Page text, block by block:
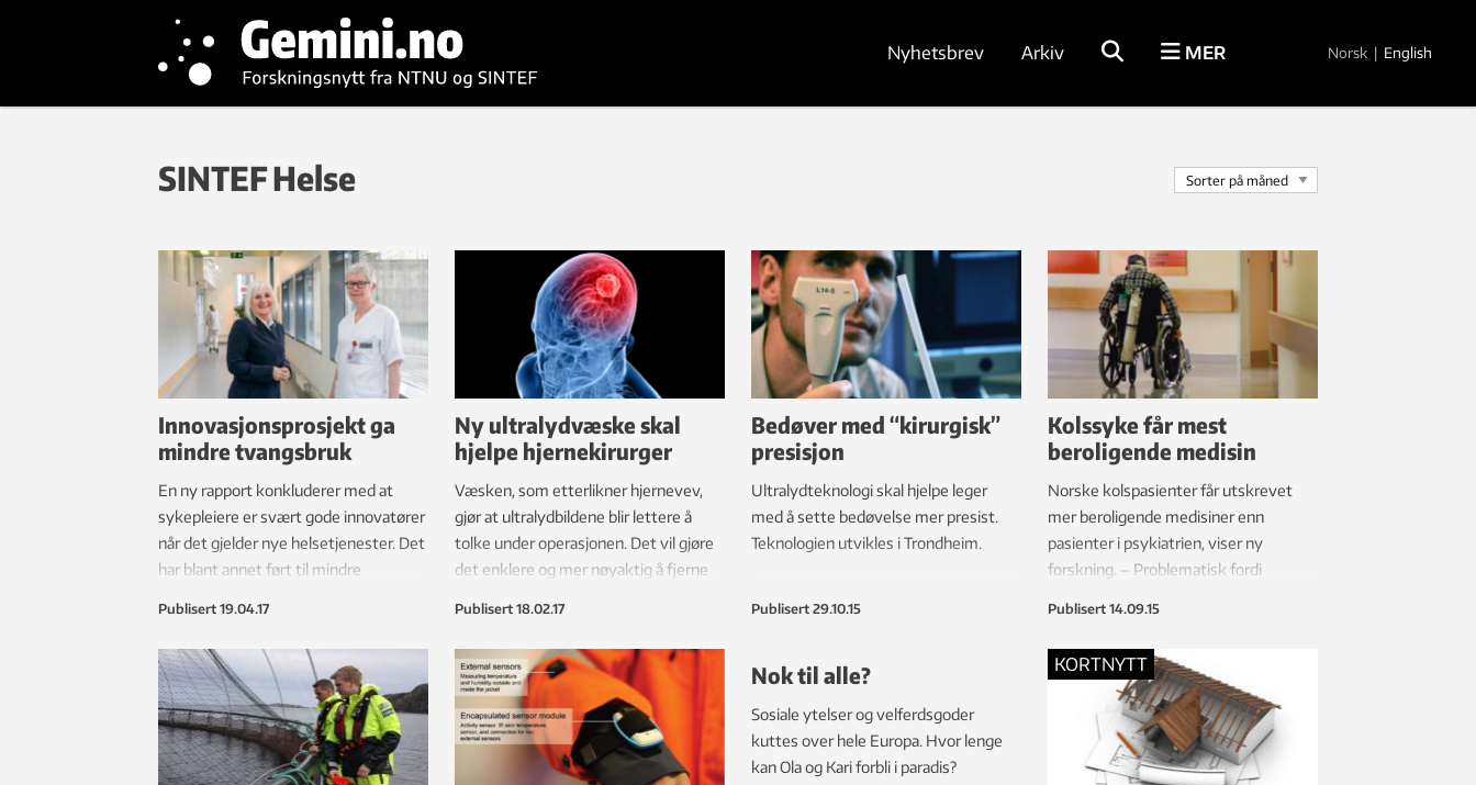
Nyhetsbrev Arkiv MER Norsk | English
SINTEF Helse
Innovasjonsprosjekt ga
mindre tvangsbruk
En ny rapport konkluderer med at
sykepleiere er svært gode innovatører
når det gjelder nye helsetjenester. Det
har blant annet ført til mindre
Publisert 19.04.17
Ny ultralydvæske skal
hjelpe hjernekirurger
Væsken, som etterlikner hjernevev,
gjør at ultralydbildene blir lettere å
tolke under operasjonen. Det vil gjøre
det enklere og mer nøyaktig å fjerne
Publisert 18.02.17
Bedøver med “kirurgisk”
presisjon
Ultralydteknologi skal hjelpe leger
med å sette bedøvelse mer presist.
Teknologien utvikles i Trondheim.
Publisert 29.10.15
Kolssyke får mest
beroligende medisin
Norske kolspasienter får utskrevet
mer beroligende medisiner enn
pasienter i psykiatrien, viser ny
forskning. – Problematisk fordi
bak studien.
Publisert 14.09.15
Nok til alle?
Sosiale ytelser og velferdsgoder
kuttes over hele Europa. Hvor lenge
kan Ola og Kari forbli i paradis?
KORTNYTT